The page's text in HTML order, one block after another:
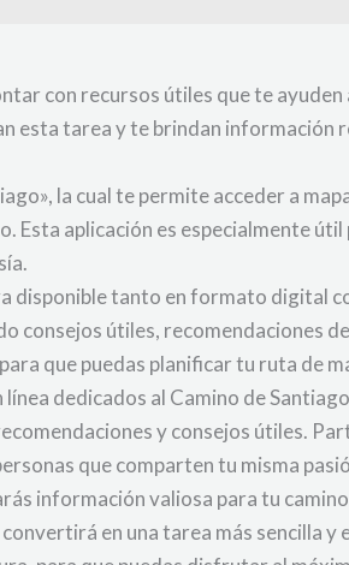
con recursos útiles que te ayuden
esta tarea y te brindan información
la cual te permite acceder a
Esta aplicación es especialmente útil
disponible tanto en formato digital
consejos útiles, recomendaciones
que puedas planificar tu ruta de
dedicados al Camino de
y consejos útiles.
que comparten tu misma
información valiosa para tu
en una tarea más sencilla y